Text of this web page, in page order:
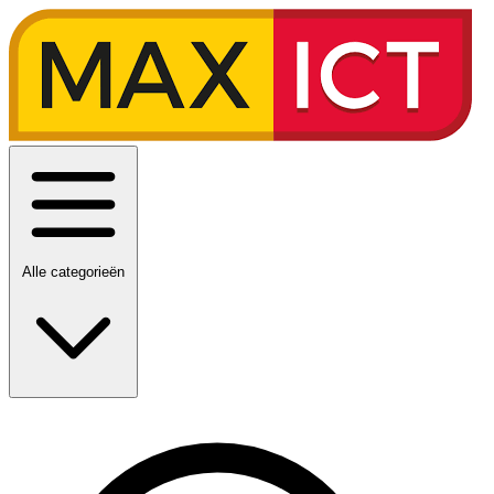
Alle categorieën